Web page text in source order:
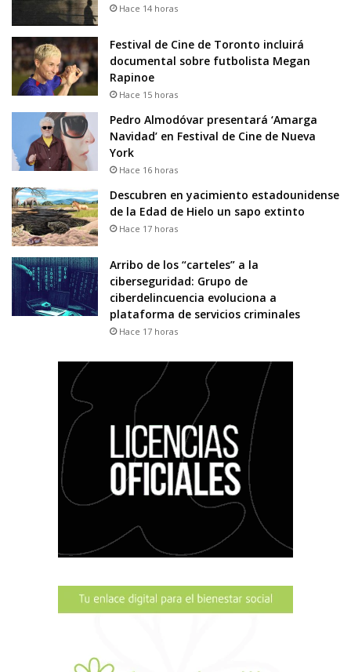
Hace 14 horas
Festival de Cine de Toronto incluirá
documental sobre futbolista Megan
Rapinoe
Hace 15 horas
Pedro Almodóvar presentará ‘Amarga
Navidad’ en Festival de Cine de Nueva
York
Hace 16 horas
Descubren en yacimiento estadounidense
de la Edad de Hielo un sapo extinto
Hace 17 horas
Arribo de los “carteles” a la
ciberseguridad: Grupo de
ciberdelincuencia evoluciona a
plataforma de servicios criminales
Hace 17 horas